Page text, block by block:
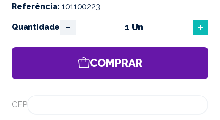
Referência: 101100223
Quantidade ＋
－
COMPRAR
CEP